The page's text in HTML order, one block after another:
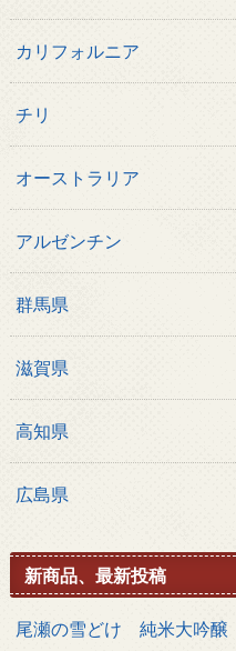
カリフォルニア
チリ
オーストラリア
アルゼンチン
群馬県
滋賀県
高知県
広島県
新商品、最新投稿
尾瀬の雪どけ 純米大吟